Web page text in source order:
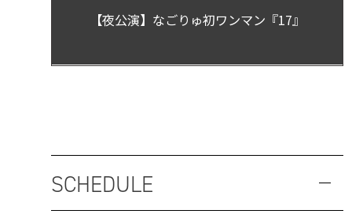
【夜公演】なごりゅ初ワンマン『17』
SCHEDULE